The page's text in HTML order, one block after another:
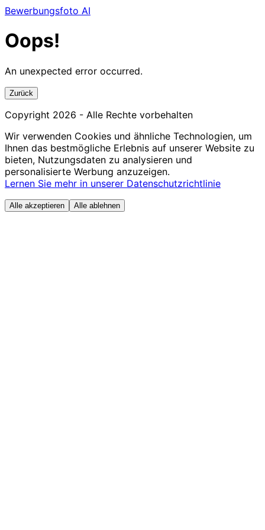
Bewerbungsfoto AI
Oops!
An unexpected error occurred.
Zurück
Copyright 2026 - Alle Rechte vorbehalten
Wir verwenden Cookies und ähnliche Technologien, um
Ihnen das bestmögliche Erlebnis auf unserer Website zu
bieten, Nutzungsdaten zu analysieren und
personalisierte Werbung anzuzeigen.
Lernen Sie mehr in unserer Datenschutzrichtlinie
Alle akzeptieren Alle ablehnen